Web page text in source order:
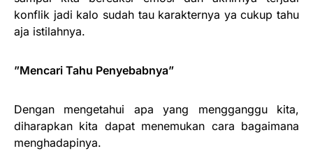
konflik jadi kalo sudah tau karakternya ya cukup tahu
aja istilahnya.
”Mencari Tahu Penyebabnya”
Dengan mengetahui apa yang mengganggu kita,
diharapkan kita dapat menemukan cara bagaimana
menghadapinya.